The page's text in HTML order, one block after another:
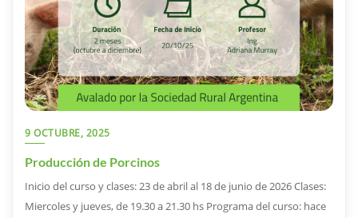
9 OCTUBRE, 2025
Producción de Porcinos
Inicio del curso y clases: 23 de abril al 18 de junio de 2026 Clases:
Miercoles y jueves, de 19.30 a 21.30 hs Programa del curso: hace